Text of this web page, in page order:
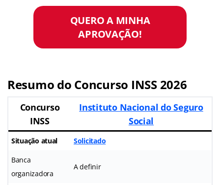
QUERO A MINHA
APROVAÇÃO!
Resumo do Concurso INSS 2026
Concurso
INSS
Instituto Nacional do Seguro
Social
Situação atual Solicitado
Banca
organizadora
A definir